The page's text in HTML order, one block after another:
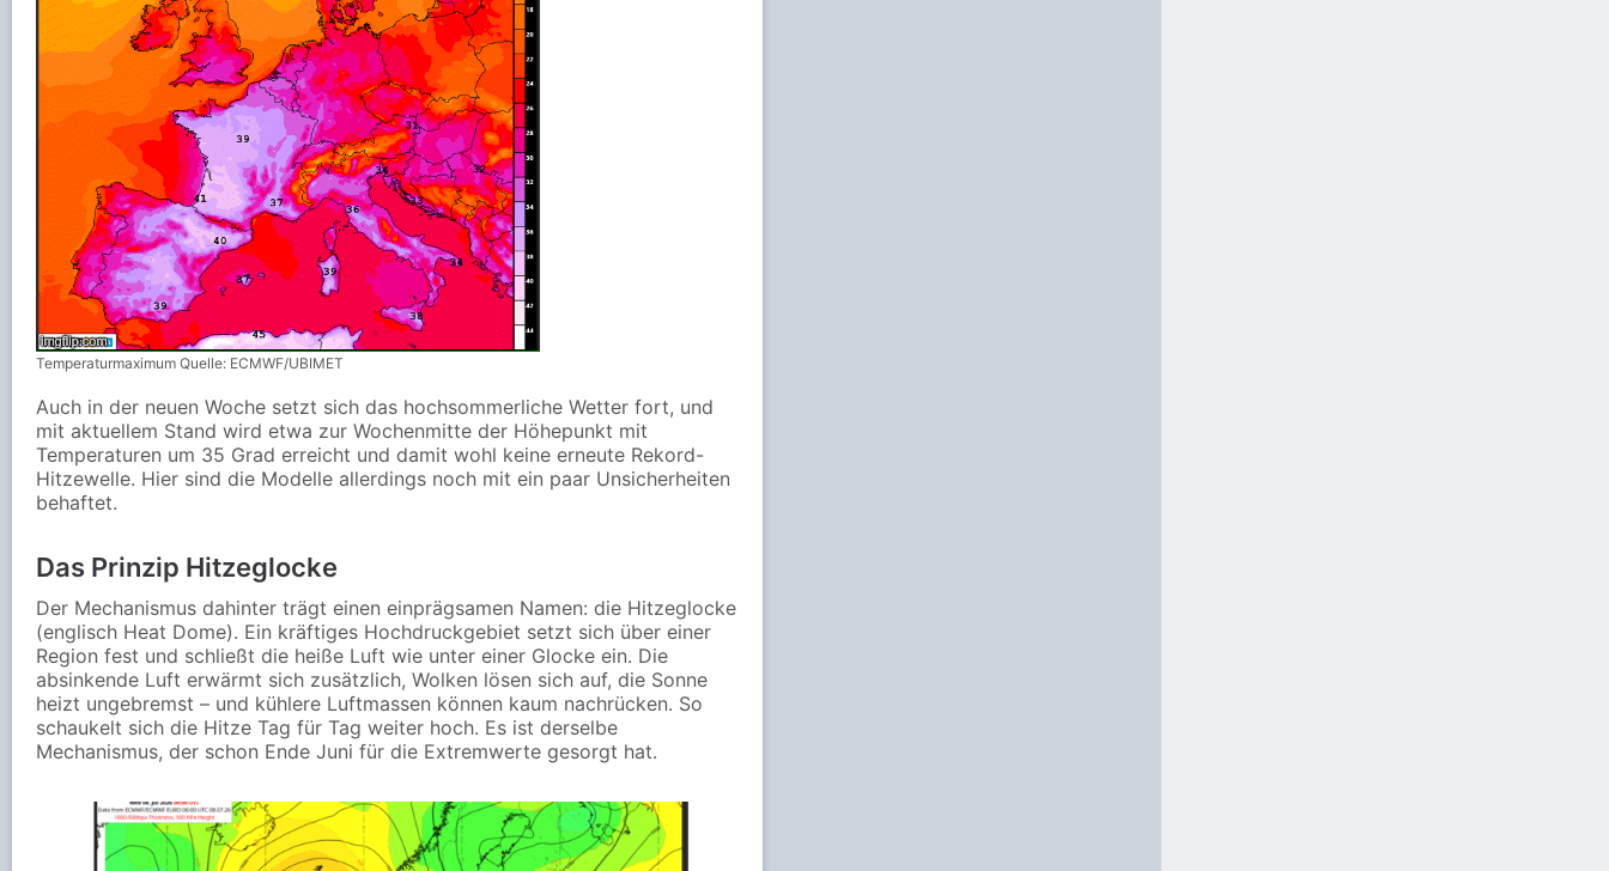
Temperaturmaximum Quelle: ECMWF/UBIMET
Auch in der neuen Woche setzt sich das hochsommerliche Wetter fort, und
mit aktuellem Stand wird etwa zur Wochenmitte der Höhepunkt mit
Temperaturen um 35 Grad erreicht und damit wohl keine erneute Rekord-
Hitzewelle. Hier sind die Modelle allerdings noch mit ein paar Unsicherheiten
behaftet.
Das Prinzip Hitzeglocke
Der Mechanismus dahinter trägt einen einprägsamen Namen: die Hitzeglocke
(englisch Heat Dome). Ein kräftiges Hochdruckgebiet setzt sich über einer
Region fest und schließt die heiße Luft wie unter einer Glocke ein. Die
absinkende Luft erwärmt sich zusätzlich, Wolken lösen sich auf, die Sonne
heizt ungebremst – und kühlere Luftmassen können kaum nachrücken. So
schaukelt sich die Hitze Tag für Tag weiter hoch. Es ist derselbe
Mechanismus, der schon Ende Juni für die Extremwerte gesorgt hat.